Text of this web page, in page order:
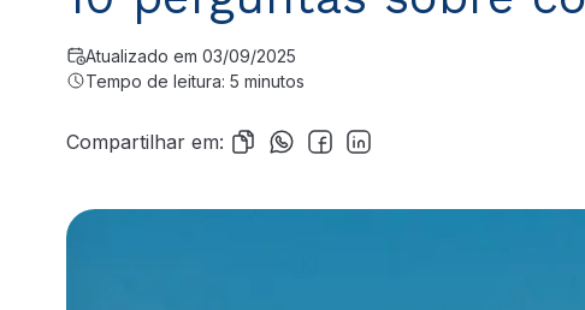
Atualizado em 03/09/2025
Tempo de leitura: 5 minutos
Compartilhar em: